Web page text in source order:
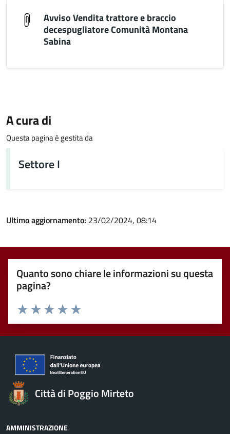
Avviso Vendita trattore e braccio
decespugliatore Comunità Montana
Sabina
A cura di
Questa pagina è gestita da
Settore I
Ultimo aggiornamento: 23/02/2024, 08:14
Quanto sono chiare le informazioni su questa
pagina?
Valuta 5 stelle su 5
Valuta 4 stelle su 5
Valuta 3 stelle su 5
Valuta 2 stelle su 5
Valuta 1 stelle su 5
Città di Poggio Mirteto
AMMINISTRAZIONE